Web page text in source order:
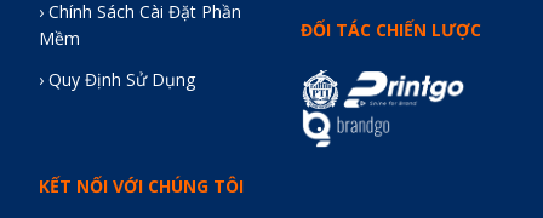
› Chính Sách Cài Đặt Phần
Mềm
› Quy Định Sử Dụng
ĐỐI TÁC CHIẾN LƯỢC
KẾT NỐI VỚI CHÚNG TÔI